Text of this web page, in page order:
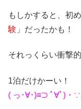
もしかすると、初
験 」だったかも！
それっくらい衝撃
1泊だけかーい！
( っ･∀･)≡⊃ ﾟ∀ﾟ)・